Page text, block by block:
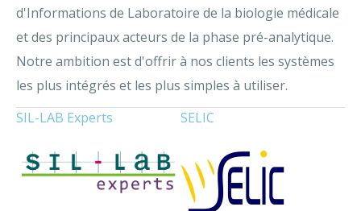
d'Informations de Laboratoire de la biologie médicale
et des principaux acteurs de la phase pré-analytique.
Notre ambition est d'offrir à nos clients les systèmes
les plus intégrés et les plus simples à utiliser.
SIL-LAB Experts
SELIC